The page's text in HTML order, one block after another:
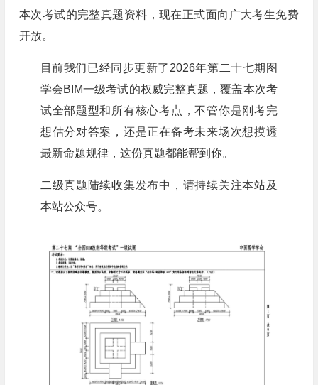
本次考试的完整真题资料，现在正式面向广大考生免费
开放。
目前我们已经同步更新了2026年第二十七期图
学会BIM一级考试的权威完整真题，覆盖本次考
试全部题型和所有核心考点，不管你是刚考完
想估分对答案，还是正在备考未来场次想摸透
最新命题规律，这份真题都能帮到你。
二级真题陆续收集发布中，请持续关注本站及
本站公众号。